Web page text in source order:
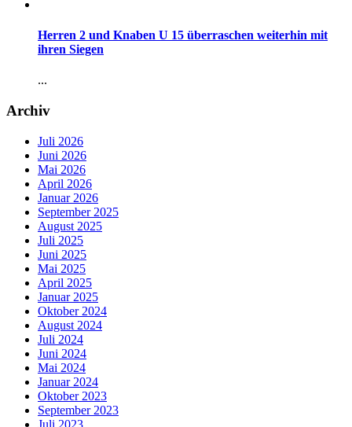
Herren 2 und Knaben U 15 überraschen weiterhin mit
ihren Siegen
...
Archiv
Juli 2026
Juni 2026
Mai 2026
April 2026
Januar 2026
September 2025
August 2025
Juli 2025
Juni 2025
Mai 2025
April 2025
Januar 2025
Oktober 2024
August 2024
Juli 2024
Juni 2024
Mai 2024
Januar 2024
Oktober 2023
September 2023
Juli 2023